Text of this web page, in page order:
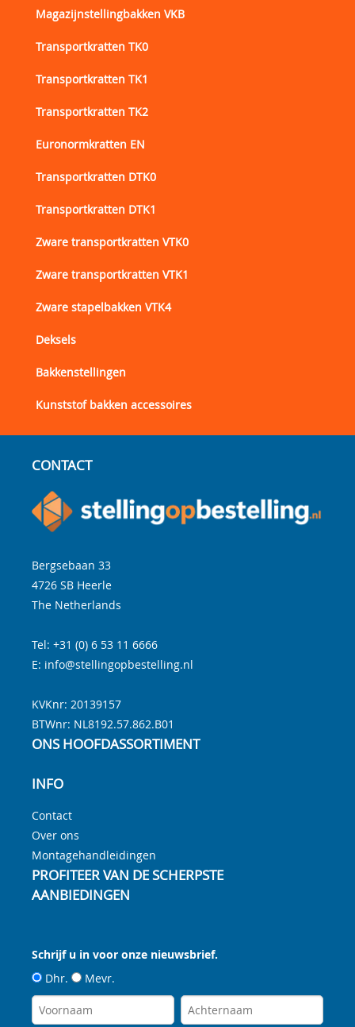
Magazijnstellingbakken VKB
Transportkratten TK0
Transportkratten TK1
Transportkratten TK2
Euronormkratten EN
Transportkratten DTK0
Transportkratten DTK1
Zware transportkratten VTK0
Zware transportkratten VTK1
Zware stapelbakken VTK4
Deksels
Bakkenstellingen
Kunststof bakken accessoires
CONTACT
Bergsebaan 33
4726 SB Heerle
The Netherlands
Tel: +31 (0) 6 53 11 6666
E: info@stellingopbestelling.nl
KVKnr: 20139157
BTWnr: NL8192.57.862.B01
ONS HOOFDASSORTIMENT
INFO
Contact
Over ons
Montagehandleidingen
PROFITEER VAN DE SCHERPSTE
AANBIEDINGEN
Schrijf u in voor onze nieuwsbrief.
Dhr.
Mevr.